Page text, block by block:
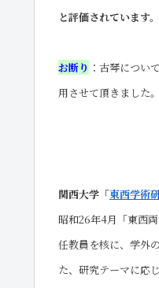
と評価されています。
お断り ：古琴につい
用させて頂きました。
関西大学「東西学術
昭和26年4月「東西
任教員を核に、学外
た、研究テーマに応